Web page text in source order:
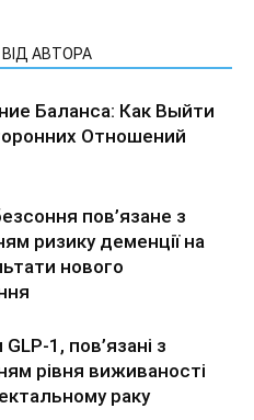
ВІД АВТОРА
Баланса: Как Выйти
Отношений
пов’язане з
ризику деменції на
нового
1, пов’язані з
рівня виживаності
раку